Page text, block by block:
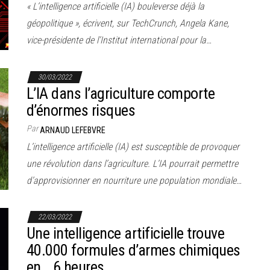
« L’intelligence artificielle (IA) bouleverse déjà la
géopolitique », écrivent, sur TechCrunch, Angela Kane,
vice-présidente de l’Institut international pour la…
30/03/2022
L’IA dans l’agriculture comporte
d’énormes risques
ParARNAUD LEFEBVRE
L’intelligence artificielle (IA) est susceptible de provoquer
une révolution dans l’agriculture. L’IA pourrait permettre
d’approvisionner en nourriture une population mondiale…
22/03/2022
Une intelligence artificielle trouve
40.000 formules d’armes chimiques